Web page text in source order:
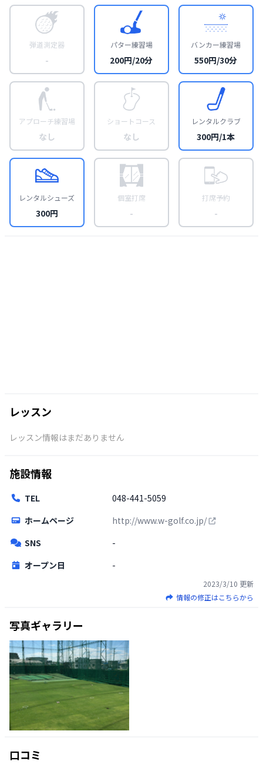
弾道測定器
-
パター練習場
200円/20分
バンカー練習場
550円/30分
アプローチ練習場
なし
ショートコース
なし
レンタルクラブ
300円/1本
レンタルシューズ
300円
個室打席
-
打席予約
-
レッスン
レッスン情報はまだありません
施設情報
TEL
048-441-5059
ホームページ
http://www.w-golf.co.jp/
SNS
-
オープン日
-
2023/3/10 更新
情報の修正はこちらから
写真ギャラリー
口コミ